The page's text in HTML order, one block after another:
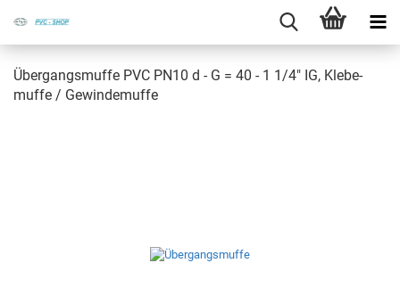
Über­gangs­muf­fe PVC PN10 d - G = 40 - 1 1/4" IG, Kle­be­
muf­fe / Ge­win­de­muf­fe